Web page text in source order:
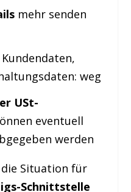
mehr senden
Kundendaten,
weg
USt-
eventuell
werden
Situation für
Schnittstelle